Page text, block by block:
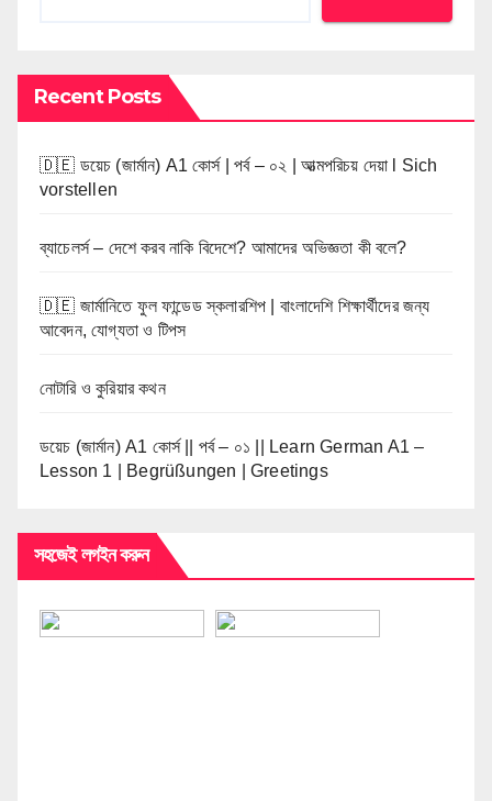
Recent Posts
🇩🇪 ডয়েচ (জার্মান) A1 কোর্স | পর্ব – ০২ | আত্মপরিচয় দেয়া l Sich
vorstellen
ব্যাচেলর্স – দেশে করব নাকি বিদেশে? আমাদের অভিজ্ঞতা কী বলে?
🇩🇪 জার্মানিতে ফুল ফান্ডেড স্কলারশিপ | বাংলাদেশি শিক্ষার্থীদের জন্য
আবেদন, যোগ্যতা ও টিপস
নোটারি ও কুরিয়ার কথন
ডয়েচ (জার্মান) A1 কোর্স || পর্ব – ০১ || Learn German A1 –
Lesson 1 | Begrüßungen | Greetings
সহজেই লগইন করুন